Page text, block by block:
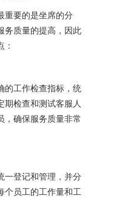
要的是坐席的分
务质量的提高，因此
工作检查指标，统
期检查和测试客服人
，确保服务质量非常
登记和管理，并分
个员工的工作量和工